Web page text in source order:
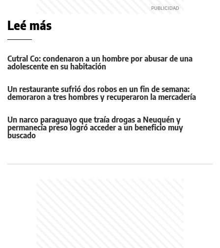
Leé más
Cutral Co: condenaron a un hombre por abusar de una
adolescente en su habitación
Un restaurante sufrió dos robos en un fin de semana:
demoraron a tres hombres y recuperaron la mercadería
Un narco paraguayo que traía drogas a Neuquén y
permanecía preso logró acceder a un beneficio muy
buscado